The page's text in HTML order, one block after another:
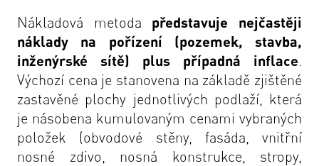
Nákladová metoda představuje nejčastěji
náklady na pořízení (pozemek, stavba,
inženýrské sítě) plus případná inflace.
Výchozí cena je stanovena na základě zjištěné
zastavěné plochy jednotlivých podlaží, která
je násobena kumulovaným cenami vybraných
položek (obvodové stěny, fasáda, vnitřní
nosné zdivo, nosná konstrukce, stropy,